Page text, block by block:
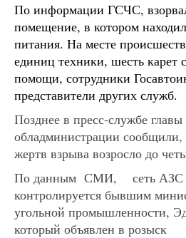
По информации ГСЧС,
помещение, в котором
питания. На месте
единиц техники, шесть карет
помощи, сотрудники
представители других служб.
Позднее в пресс-службе
обладминистрации сообщили,
жертв взрыва возросло до
По данным СМИ, сеть
контролируется бывшим
угольной промышленности,
который объявлен в розыск